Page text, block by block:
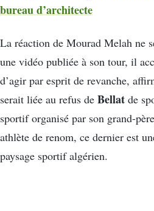
bureau d’architecte
La réaction de Mourad Melah ne
une vidéo publiée à son tour, il
d’agir par esprit de revanche,
serait liée au refus de Bellat de
sportif organisé par son grand-
athlète de renom, ce dernier est
paysage sportif algérien.